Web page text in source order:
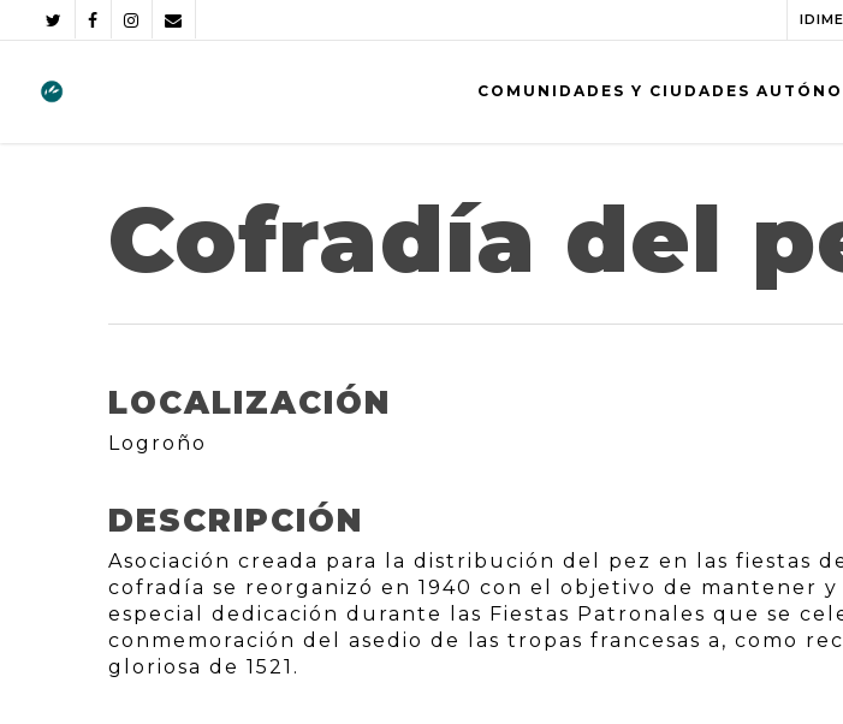
IDIME
COMUNIDADES Y CIUDADES
Cofradía del
LOCALIZACIÓN
Logroño
DESCRIPCIÓN
Asociación creada para la distribución del pez en las fiestas
cofradía se reorganizó en 1940 con el objetivo de mantener y
especial dedicación durante las Fiestas Patronales que se
conmemoración del asedio de las tropas francesas a, como
gloriosa de 1521.